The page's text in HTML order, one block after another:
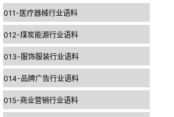
011-医疗器械行业语料
012-煤炭能源行业语料
013-服饰服装行业语料
014-品牌广告行业语料
015-商业营销行业语料